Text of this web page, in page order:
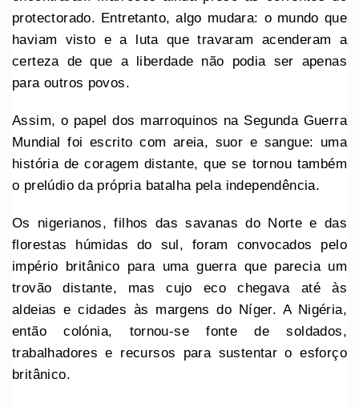
protectorado. Entretanto, algo mudara: o mundo que
haviam visto e a luta que travaram acenderam a
certeza de que a liberdade não podia ser apenas
para outros povos.
Assim, o papel dos marroquinos na Segunda Guerra
Mundial foi escrito com areia, suor e sangue: uma
história de coragem distante, que se tornou também
o prelúdio da própria batalha pela independência.
Os nigerianos, filhos das savanas do Norte e das
florestas húmidas do sul, foram convocados pelo
império britânico para uma guerra que parecia um
trovão distante, mas cujo eco chegava até às
aldeias e cidades às margens do Níger. A Nigéria,
então colónia, tornou-se fonte de soldados,
trabalhadores e recursos para sustentar o esforço
britânico.